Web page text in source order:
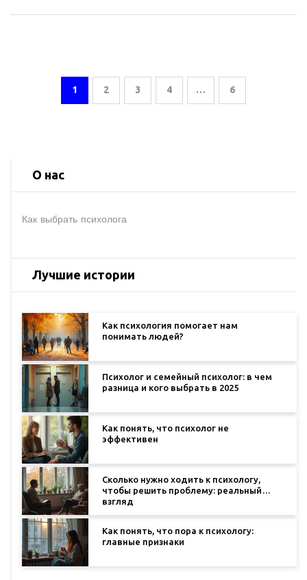
1 2 3 4 … 6
О нас
Как выбрать психолога
Лучшие истории
Как психология помогает нам
понимать людей?
Психолог и семейный психолог: в чем
разница и кого выбрать в 2025
Как понять, что психолог не
эффективен
Сколько нужно ходить к психологу,
чтобы решить проблему: реальный
взгляд
Как понять, что пора к психологу:
главные признаки